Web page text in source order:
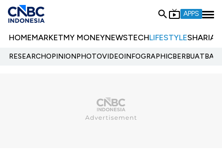
APPS
HOMEMARKETMY MONEYNEWSTECHLIFESTYLESHARIA
RESEARCHOPINIONPHOTOVIDEOINFOGRAPHIC